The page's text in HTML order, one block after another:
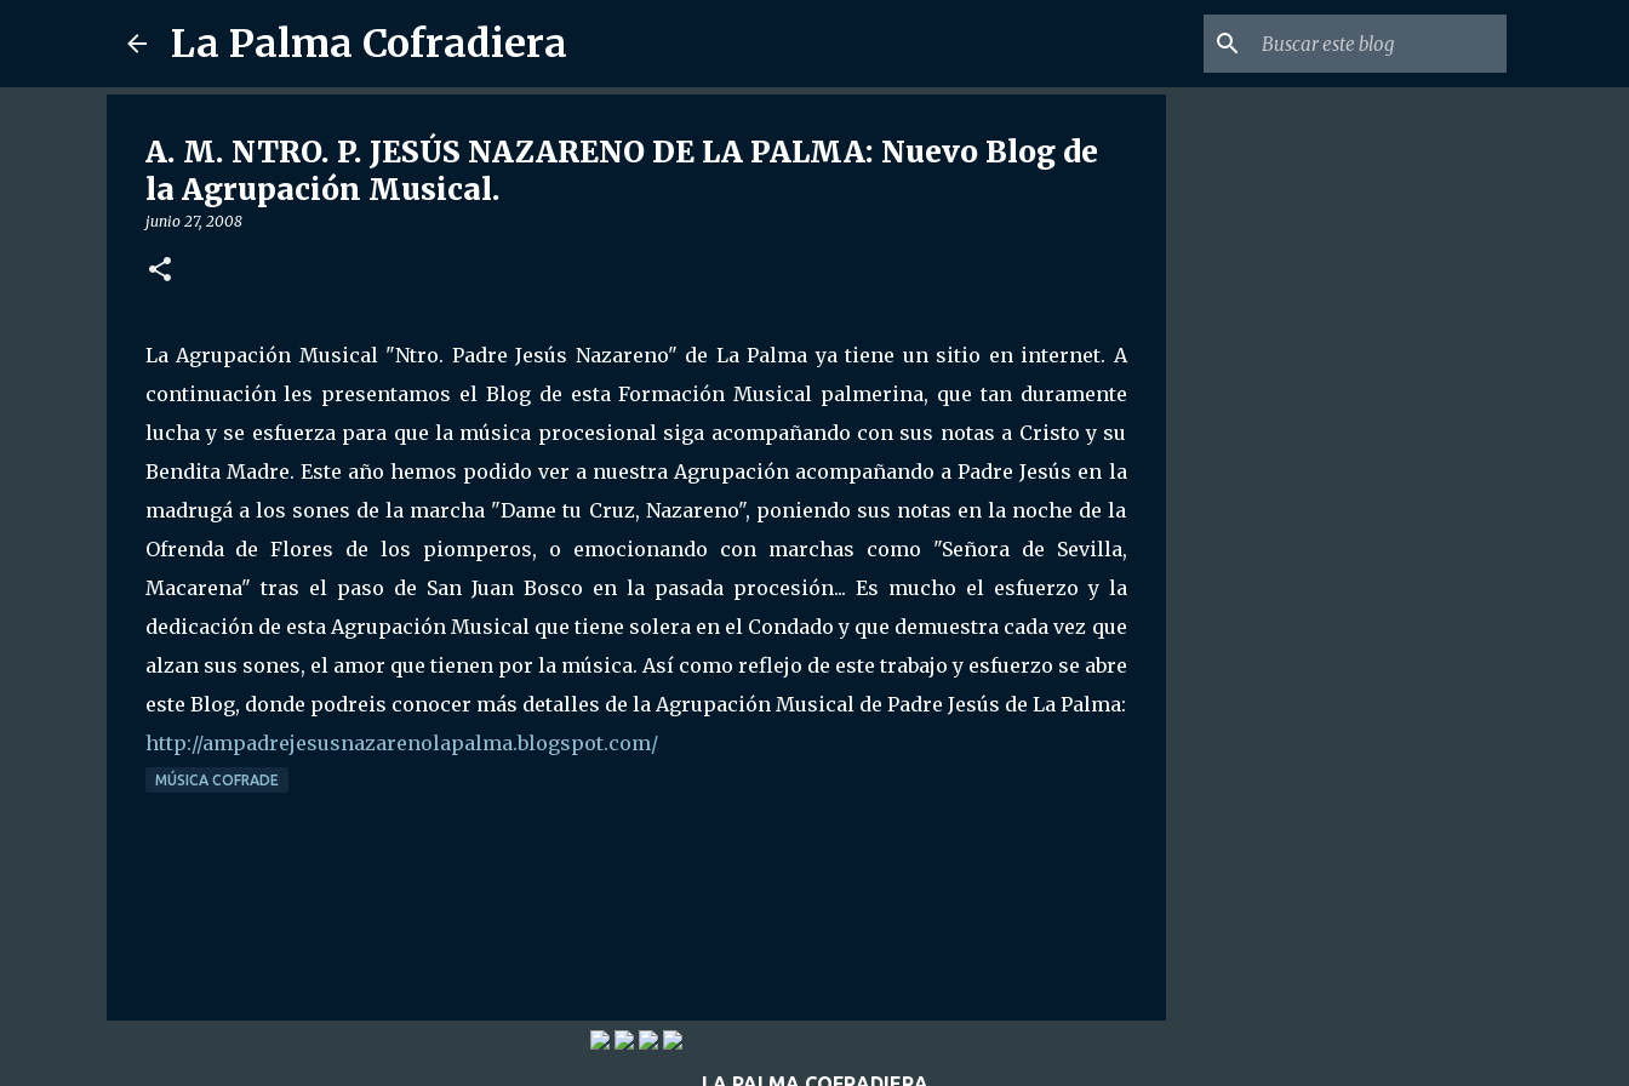
La Palma Cofradiera
A. M. NTRO. P. JESÚS NAZARENO DE LA PALMA: Nuevo Blog de
la Agrupación Musical.
junio 27, 2008
La Agrupación Musical "Ntro. Padre Jesús Nazareno" de La Palma ya tiene un sitio en internet. A
continuación les presentamos el Blog de esta Formación Musical palmerina, que tan duramente
lucha y se esfuerza para que la música procesional siga acompañando con sus notas a Cristo y su
Bendita Madre. Este año hemos podido ver a nuestra Agrupación acompañando a Padre Jesús en la
madrugá a los sones de la marcha "Dame tu Cruz, Nazareno", poniendo sus notas en la noche de la
Ofrenda de Flores de los piomperos, o emocionando con marchas como "Señora de Sevilla,
Macarena" tras el paso de San Juan Bosco en la pasada procesión... Es mucho el esfuerzo y la
dedicación de esta Agrupación Musical que tiene solera en el Condado y que demuestra cada vez que
alzan sus sones, el amor que tienen por la música. Así como reflejo de este trabajo y esfuerzo se abre
este Blog, donde podreis conocer más detalles de la Agrupación Musical de Padre Jesús de La Palma:
http://ampadrejesusnazarenolapalma.blogspot.com/
MÚSICA COFRADE